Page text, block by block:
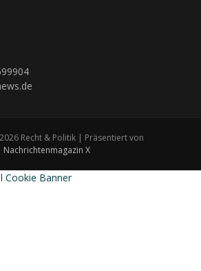
Recht & Politik | Präsentiert von
Nachrichtenmagazin X
Cookie Banner